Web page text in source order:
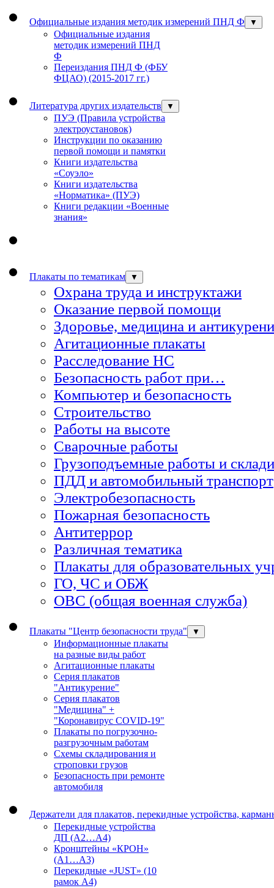
Официальные издания методик измерений ПНД Ф ▼
Официальные издания
методик измерений ПНД
Ф
Переиздания ПНД Ф (ФБУ
ФЦАО) (2015-2017 гг.)
Литература других издательств ▼
ПУЭ (Правила устройства
электроустановок)
Инструкции по оказанию
первой помощи и памятки
Книги издательства
«Соуэло»
Книги издательства
«Норматика» (ПУЭ)
Книги редакции «Военные
знания»
Плакаты по тематикам ▼
Охрана труда и инструктажи
Оказание первой помощи
Здоровье, медицина и
Агитационные плакаты
Расследование НС
Безопасность работ при…
Компьютер и безопасность
Строительство
Работы на высоте
Сварочные работы
Грузоподъемные работы и
ПДД и автомобильный транспорт
Электробезопасность
Пожарная безопасность
Антитеррор
Различная тематика
Плакаты для образовательных
ГО, ЧС и ОБЖ
ОВС (общая военная служба)
Плакаты "Центр безопасности труда" ▼
Информационные плакаты
на разные виды работ
Агитационные плакаты
Серия плакатов
"Антикурение"
Серия плакатов
"Медицина" +
"Коронавирус COVID-19"
Плакаты по погрузочно-
разгрузочным работам
Схемы складирования и
строповки грузов
Безопасность при ремонте
автомобиля
Держатели для плакатов, перекидные устройства,
Перекидные устройства
ДП (А2…А4)
Кронштейны «КРОН»
(А1…А3)
Перекидные «JUST» (10
рамок А4)